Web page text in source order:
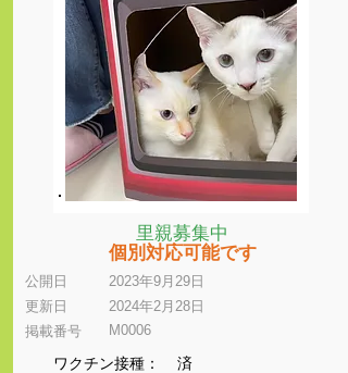
里親募集中
個別対応可能です
公開日
更新日
​掲載番号
2023年9月29日
2024年2月28日
M0006
ワクチン接種：
済